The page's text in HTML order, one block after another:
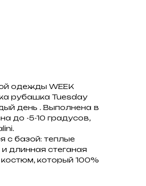
одежды WEEK
рубашка Tuesday
день . Выполнена в
до -5-10 градусов,
с базой: теплые
длинная стеганая
который 100%